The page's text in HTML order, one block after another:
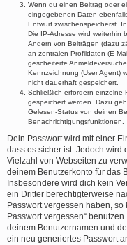
Wenn du einen Beitrag oder
eingegebenen Daten
Entwurf zwischenspeicherst.
Die IP-Adresse wird weiterhin
Ändern von Beiträgen (dazu
an zentralen Profildaten (E-
gescheiterte
Kennzeichnung (User Agent)
nicht dauerhaft gespeichert.
Schließlich erfordern einzelne
gespeichert werden. Dazu
Gelesen-Status von deinen
Benachrichtigungsfunktionen.
Dein Passwort wird mit einer
dass es sicher ist. Jedoch wird
Vielzahl von Webseiten zu
deinem Benutzerkonto für das
Insbesondere wird dich kein
ein Dritter berechtigterweise
Passwort vergessen haben,
Passwort vergessen“
deinem Benutzernamen und
ein neu generiertes Passwort